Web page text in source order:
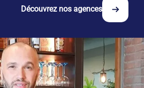
Découvrez nos agences